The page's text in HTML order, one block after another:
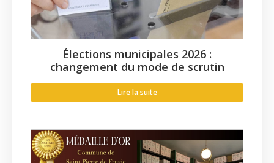
Élections municipales 2026 :
changement du mode de scrutin
Lire la suite